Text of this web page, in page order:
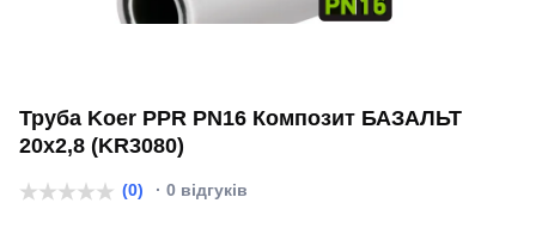
Труба Koer PPR PN16 Композит БАЗАЛЬТ
20х2,8 (KR3080)
(0) · 0 відгуків